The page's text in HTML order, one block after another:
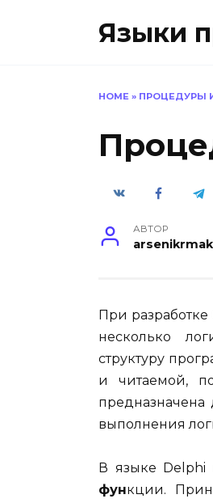
Языки
HOME » ПРОЦЕДУРЫ
АВТОР
При
несколько
структуру
и читаемой,
выполнения
В языке Delphi
функции.